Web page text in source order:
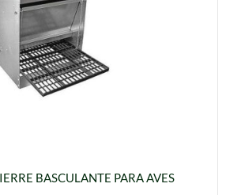
BASCULANTE PARA AVES